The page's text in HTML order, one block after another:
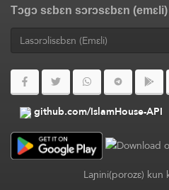
Tɔgɔ sɛbɛn sɔrɔsɛbɛn
github.com/IslamHouse-API
Laɲini(porozɛ) kun